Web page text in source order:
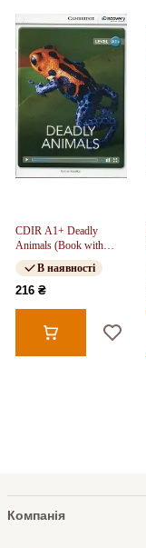
CDIR A1+ Deadly
Animals (Book with
Online Access)
В наявності
216 ₴
Компанія